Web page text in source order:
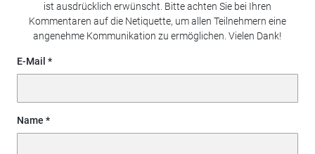
ist ausdrücklich erwünscht. Bitte achten Sie bei Ihren
Kommentaren auf die Netiquette, um allen Teilnehmern eine
angenehme Kommunikation zu ermöglichen. Vielen Dank!
E-Mail
Name